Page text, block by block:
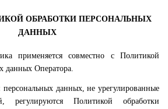
ОБРАБОТКИ ПЕРСОНАЛЬНЫХ
ДАННЫХ
применяется совместно с Политикой
данных Оператора.
данных, не урегулированные
регулируются Политикой обработки